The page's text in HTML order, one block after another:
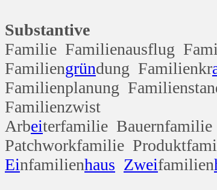
Substantive
Familie Familienausflug
Familiengründung Familienkr
Familienplanung
Familienzwist
Arbeiterfamilie
Patchworkfamilie
Einfamilienhaus Zweifamilien